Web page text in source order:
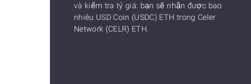
và kiểm tra tỷ giá: bạn sẽ nhận được bao
nhiêu USD Coin (USDC) ETH trong Celer
Network (CELR) ETH.